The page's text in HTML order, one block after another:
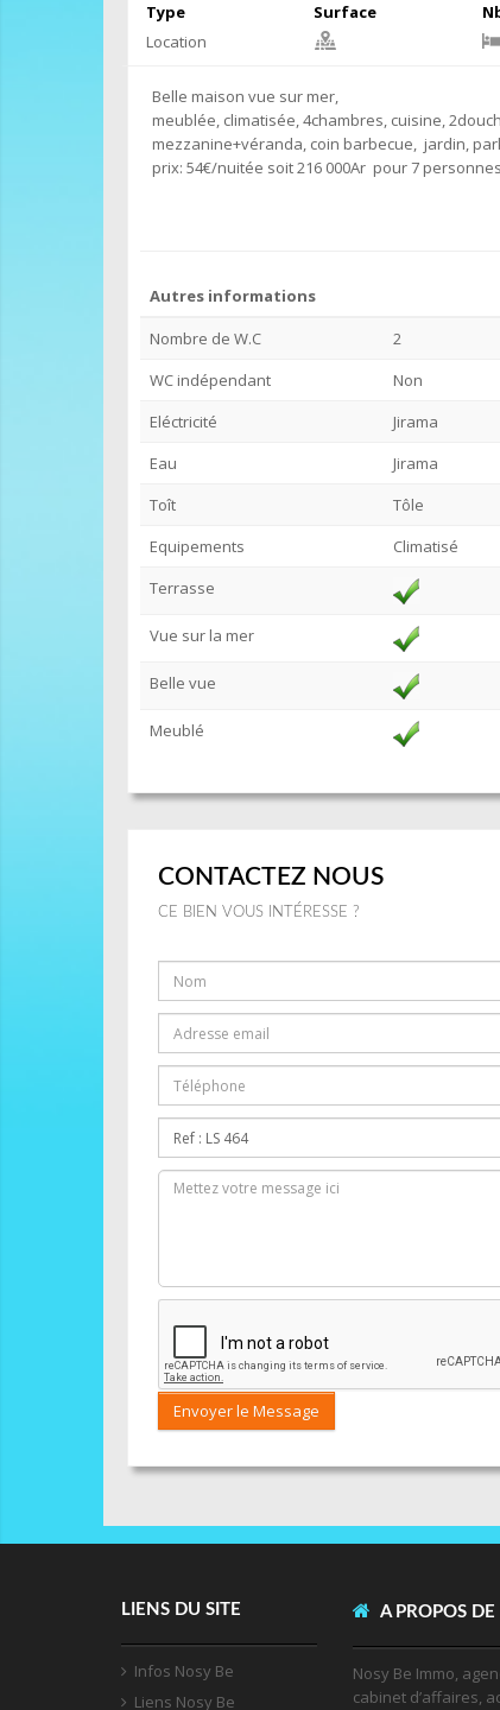
Type
Location
Surface
Belle maison vue sur mer,
meublée, climatisée, 4chambres, cuisine,
mezzanine+véranda, coin barbecue, jardin,
prix: 54€/nuitée soit 216 000Ar pour 7 personnes
Autres informations
Nombre de W.C
2
WC indépendant
Non
Eléctricité
Jirama
Eau
Jirama
Toît
Tôle
Equipements
Climatisé
Terrasse
Vue sur la mer
Belle vue
Meublé
CONTACTEZ NOUS
CE BIEN VOUS INTÉRESSE ?
Envoyer le Message
LIENS DU SITE
Infos Nosy Be
Liens Nosy Be
A PROPOS
Nosy Be Immo,
cabinet d’affaires,